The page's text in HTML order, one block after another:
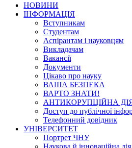
НОВИНИ
ІНФОРМАЦІЯ
Вступникам
Студентам
Аспірантам і науковцям
Викладачам
Вакансії
Документи
Цікаво про науку
ВАША БЕЗПЕКА
ВАРТО ЗНАТИ!
АНТИКОРУПЦІЙНА
Доступ до публічної
Телефонний довідник
УНІВЕРСИТЕТ
Портрет ЧНУ
Наукова й інноваційна